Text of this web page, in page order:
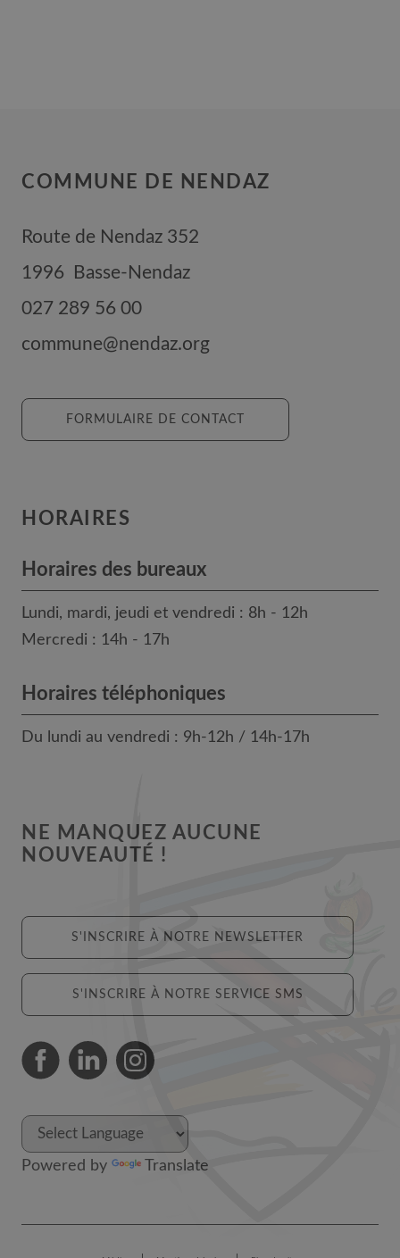
COMMUNE DE NENDAZ
Route de Nendaz 352
1996
Basse-Nendaz
027 289 56 00
commune@nendaz.org
FORMULAIRE DE CONTACT
HORAIRES
Horaires des bureaux
Lundi, mardi, jeudi et vendredi : 8h - 12h
Mercredi : 14h - 17h
Horaires téléphoniques
Du lundi au vendredi : 9h-12h / 14h-17h
NE MANQUEZ AUCUNE
NOUVEAUTÉ !
S'INSCRIRE À NOTRE NEWSLETTER
S'INSCRIRE À NOTRE SERVICE SMS
Powered by Translate